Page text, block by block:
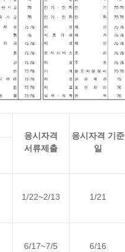
응시자격
서류제출
응시자격 기준
일
1/22~2/13 1/21
6/17~7/5 6/16